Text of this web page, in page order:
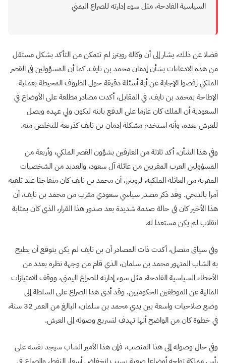
السياسية الفادحة، مثل سوء إدارته للصراع اليمني
فضلا عن ذلك، يشار إلى أن وكالة رويترز لم تتمكن من التأكد بشكل مستقل
من هذه الادعاءات بشأن إدمان محمد بن نايف. كما أن المسؤولين في القصر
الملكي رفضوا الإجابة عن أية أسئلة دقيقة حول الظروف المحيطة بعملية
الإطاحة بمحمد بن نايف. في المقابل، أكدت مصادر مطلعة على الأوضاع في
السعودية أن الملك كان عازما على الدفع بابنه ليكون ولي عهده ويصل
للعرش بعده، وأنه استخدم مشكلة إدمان بن نايف كذريعة للتخلص منه.
وفي هذا الشأن، أكد ثلاثة من العارفين بشؤون القصر الملكي، وأربعة من
المسؤولين العرب المقربين من عائلة آل سعود، والعديد من الشخصيات
المقربة من العائلة الملكية، لرويترز، أن محمد بن نايف كان متفاجئا عند تلقيه
أمرا بالتنحي. وقد ذكر مصدر سياسي سعودي مقرب من محمد بن نايف، أن
هذا الأخير كان في حالة صدمة شديدة بعد صدور هذا القرار، الذي كان بمثابة
انقلاب لم يكن مستعدا له.
وفي سياق متصل، أكدت ذات المصادر أن بن نايف لم يكن يتوقع أن يطيح
به الشاب المتهور محمد بن سلمان، الذي قام من وجهة نظره بعدد من
الأخطاء السياسية الفادحة، مثل سوء إدارته للصراع اليمني، ووقف الامتيازات
المالية عن الموظفين الحكوميين. وقد أدى هذا الصراع على السلطة إلى
وضع صلاحيات واسعة بين يدي محمد بن سلمان، البالغ من العمر 32 سنة،
في خطوة كان من الواضح أنها تهدف لتسريع وصوله إلى العرش.
وفي حال وصوله إلى هذا المنصب، فإن هذا الأمير الشاب سيجد نفسه على